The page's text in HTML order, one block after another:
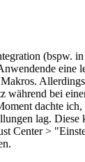
(bspw.
eine
Allerdings
während bei
dachte ich,
lag. Diese
Center >